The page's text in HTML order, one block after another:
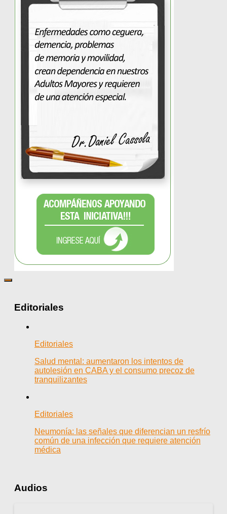
Editoriales
Editoriales
Salud mental: aumentaron los intentos de
autolesión en CABA y el consumo precoz de
tranquilizantes
Editoriales
Neumonía: las señales que diferencian un resfrío
común de una infección que requiere atención
médica
Audios